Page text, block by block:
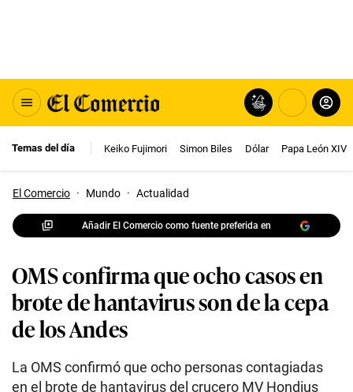
Temas del día Keiko Fujimori Simon Biles Dólar Papa León XIV
El Comercio · Mundo · Actualidad
Añadir El Comercio como fuente preferida en
OMS confirma que ocho casos en
brote de hantavirus son de la cepa
de los Andes
La OMS confirmó que ocho personas contagiadas
en el brote de hantavirus del crucero MV Hondius